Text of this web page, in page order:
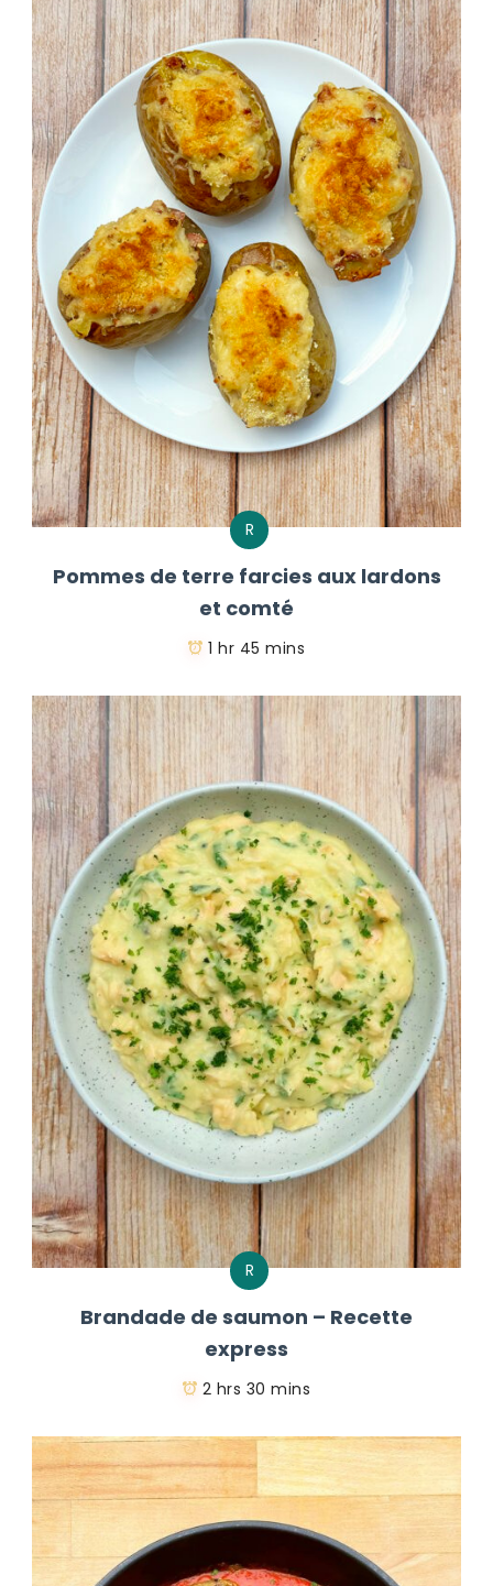
R
Pommes de terre farcies aux lardons
et comté
1 hr 45 mins
R
Brandade de saumon – Recette
express
2 hrs 30 mins